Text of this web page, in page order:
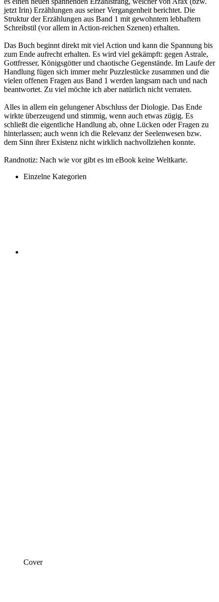
jetzt Irin) Erzählungen aus seiner Vergangenheit berichtet. Die
Struktur der Erzählungen aus Band 1 mit gewohntem lebhaftem
Schreibstil (vor allem in Action-reichen Szenen) erhalten.
Das Buch beginnt direkt mit viel Action und kann die Spannung bis
zum Ende aufrecht erhalten. Es wird viel gekämpft: gegen Astrale,
Gottfresser, Königsgötter und chaotische Gegenstände. Im Laufe der
Handlung fügen sich immer mehr Puzzlestücke zusammen und die
vielen offenen Fragen aus Band 1 werden langsam nach und nach
beantwortet. Zu viel möchte ich aber natürlich nicht verraten.
Alles in allem ein gelungener Abschluss der Diologie. Das Ende
wirkte überzeugend und stimmig, wenn auch etwas zügig. Es
schließt die eigentliche Handlung ab, ohne Lücken oder Fragen zu
hinterlassen; auch wenn ich die Relevanz der Seelenwesen bzw.
dem Sinn ihrer Existenz nicht wirklich nachvollziehen konnte.
Randnotiz: Nach wie vor gibt es im eBook keine Weltkarte.
Einzelne Kategorien
Cover